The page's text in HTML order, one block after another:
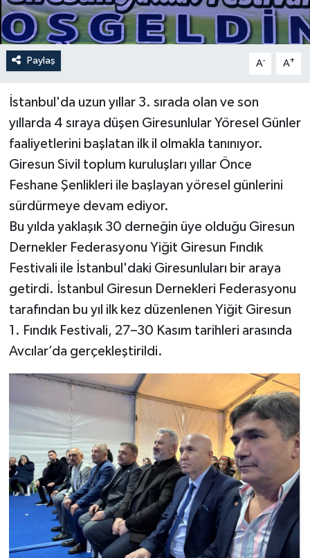
Paylaş A- A+
İstanbul'da uzun yıllar 3. sırada olan ve son
yıllarda 4 sıraya düşen Giresunlular Yöresel Günler
faaliyetlerini başlatan ilk il olmakla tanınıyor.
Giresun Sivil toplum kuruluşları yıllar Önce
Feshane Şenlikleri ile başlayan yöresel günlerini
sürdürmeye devam ediyor.
Bu yılda yaklaşık 30 derneğin üye olduğu Giresun
Dernekler Federasyonu Yiğit Giresun Fındık
Festivali ile İstanbul'daki Giresunluları bir araya
getirdi. İstanbul Giresun Dernekleri Federasyonu
tarafından bu yıl ilk kez düzenlenen Yiğit Giresun
1. Fındık Festivali, 27–30 Kasım tarihleri arasında
Avcılar’da gerçekleştirildi.